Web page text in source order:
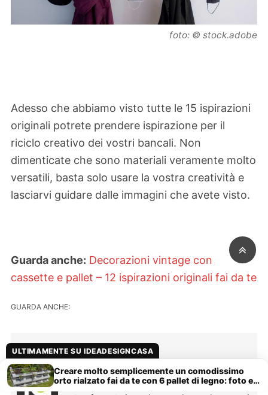
foto: © stock.adobe
Adesso che abbiamo visto tutte le 15 ispirazioni
originali potrete prendere ispirazione per il
riciclo creativo dei vostri bancali. Non
dimenticate che sono materiali veramente molto
versatili, basta solo usare la vostra creatività e
lasciarvi guidare dalle immagini che avete visto.
Guarda anche: Decorazioni vintage con
cassette e pallet – 12 ispirazioni originali fai da te
GUARDA ANCHE:
Diana Capasso
Da che ne ho memoria ho sempre amato
leggere e scrivere. Questa passione si è
ULTIMAMENTE SU IDEADESIGNCASA
Creare molto semplicemente un comodissimo
orto rialzato fai da te con 6 pallet di legno: foto e
tutorial